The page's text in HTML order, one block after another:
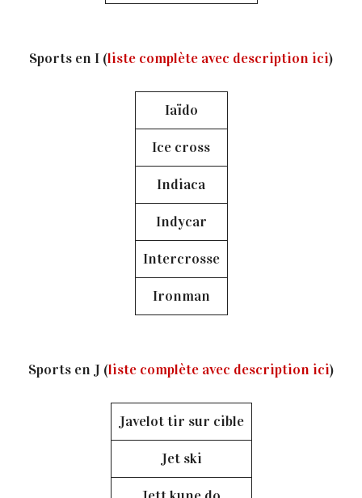
Sports en I (liste complète avec description ici)
Iaïdo
Ice cross
Indiaca
Indycar
Intercrosse
Ironman
Sports en J (liste complète avec description ici)
Javelot tir sur cible
Jet ski